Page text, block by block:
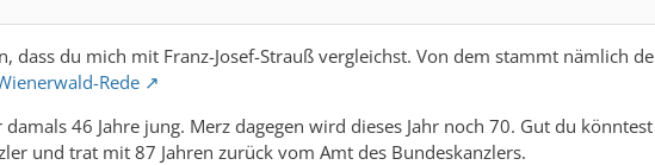
dass du mich mit Franz-Josef-Strauß vergleichst. Von dem stammt nämlich
Rede
damals 46 Jahre jung. Merz dagegen wird dieses Jahr noch 70. Gut du
und trat mit 87 Jahren zurück vom Amt des Bundeskanzlers.